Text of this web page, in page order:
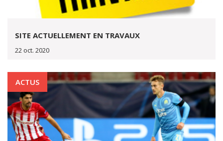
SITE ACTUELLEMENT EN TRAVAUX
22 oct. 2020
ACTUS